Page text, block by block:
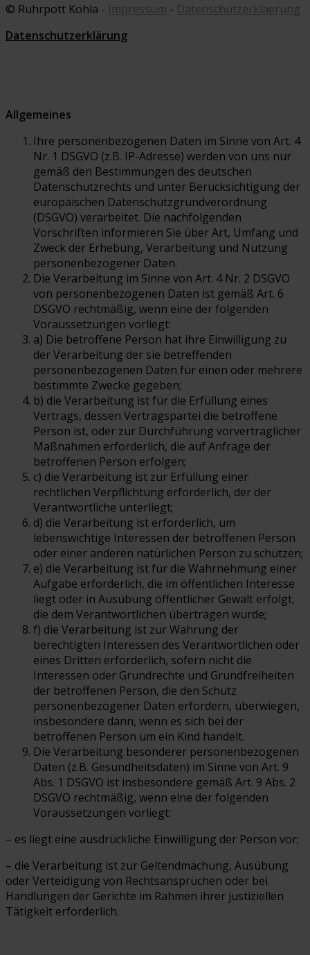
© Ruhrpott Kohla - Impressum - Datenschutzerklaerung
Datenschutzerklärung
Allgemeines
Ihre personenbezogenen Daten im Sinne von Art. 4
Nr. 1 DSGVO (z.B. IP-Adresse) werden von uns nur
gemäß den Bestimmungen des deutschen
Datenschutzrechts und unter Berücksichtigung der
europäischen Datenschutzgrundverordnung
(DSGVO) verarbeitet. Die nachfolgenden
Vorschriften informieren Sie über Art, Umfang und
Zweck der Erhebung, Verarbeitung und Nutzung
personenbezogener Daten.
Die Verarbeitung im Sinne von Art. 4 Nr. 2 DSGVO
von personenbezogenen Daten ist gemäß Art. 6
DSGVO rechtmäßig, wenn eine der folgenden
Voraussetzungen vorliegt:
a) Die betroffene Person hat ihre Einwilligung zu
der Verarbeitung der sie betreffenden
personenbezogenen Daten für einen oder mehrere
bestimmte Zwecke gegeben;
b) die Verarbeitung ist für die Erfüllung eines
Vertrags, dessen Vertragspartei die betroffene
Person ist, oder zur Durchführung vorvertraglicher
Maßnahmen erforderlich, die auf Anfrage der
betroffenen Person erfolgen;
c) die Verarbeitung ist zur Erfüllung einer
rechtlichen Verpflichtung erforderlich, der der
Verantwortliche unterliegt;
d) die Verarbeitung ist erforderlich, um
lebenswichtige Interessen der betroffenen Person
oder einer anderen natürlichen Person zu schützen;
e) die Verarbeitung ist für die Wahrnehmung einer
Aufgabe erforderlich, die im öffentlichen Interesse
liegt oder in Ausübung öffentlicher Gewalt erfolgt,
die dem Verantwortlichen übertragen wurde;
f) die Verarbeitung ist zur Wahrung der
berechtigten Interessen des Verantwortlichen oder
eines Dritten erforderlich, sofern nicht die
Interessen oder Grundrechte und Grundfreiheiten
der betroffenen Person, die den Schutz
personenbezogener Daten erfordern, überwiegen,
insbesondere dann, wenn es sich bei der
betroffenen Person um ein Kind handelt.
Die Verarbeitung besonderer personenbezogenen
Daten (z.B. Gesundheitsdaten) im Sinne von Art. 9
Abs. 1 DSGVO ist insbesondere gemäß Art. 9 Abs. 2
DSGVO rechtmäßig, wenn eine der folgenden
Voraussetzungen vorliegt:
– es liegt eine ausdrückliche Einwilligung der Person vor;
– die Verarbeitung ist zur Geltendmachung, Ausübung
oder Verteidigung von Rechtsansprüchen oder bei
Handlungen der Gerichte im Rahmen ihrer justiziellen
Tätigkeit erforderlich.